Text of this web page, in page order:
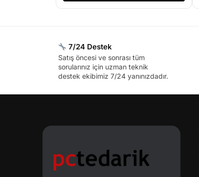
7/24 Destek
Satış öncesi ve sonrası tüm
sorularınız için uzman teknik
destek ekibimiz 7/24 yanınızdadır.